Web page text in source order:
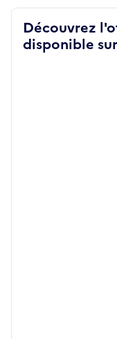
Découvrez
disponible